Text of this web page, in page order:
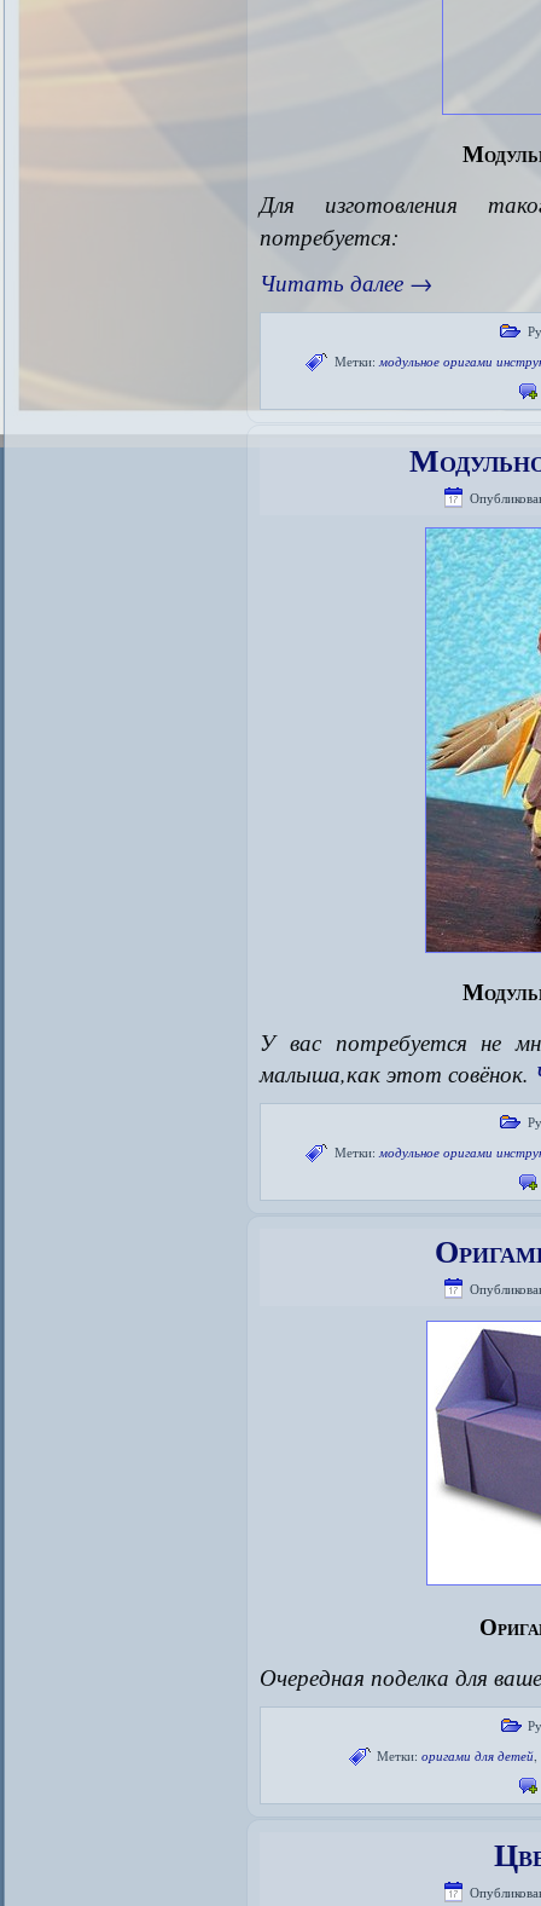
Для изготовления
потребуется:
Читать далее →
Метки: модульное оригами
У вас потребуется не
малыша,как этот совёнок.
Метки: модульное оригами
Очередная поделка для
Метки: оригами для детей,